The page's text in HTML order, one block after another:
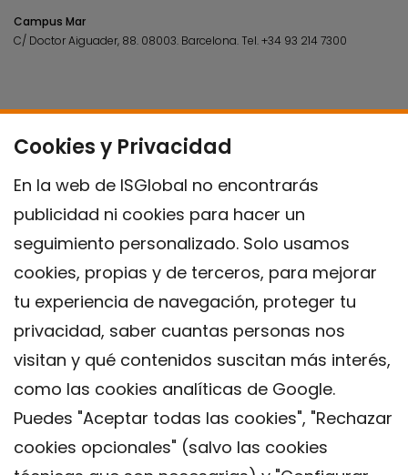
Cookies y Privacidad
En la web de ISGlobal no encontrarás
publicidad ni cookies para hacer un
seguimiento personalizado. Solo usamos
cookies, propias y de terceros, para mejorar
tu experiencia de navegación, proteger tu
privacidad, saber cuantas personas nos
visitan y qué contenidos suscitan más interés,
como las cookies analíticas de Google.
Puedes "Aceptar todas las cookies", "Rechazar
cookies opcionales" (salvo las cookies
Campus Mar
C/ Doctor Aiguader, 88. 08003. Barcelona.Tel.+34 93 214 7300